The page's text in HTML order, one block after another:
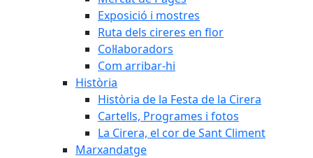
Exposició i mostres
Ruta dels cireres en flor
Col·laboradors
Com arribar-hi
Història
Història de la Festa de la Cirera
Cartells, Programes i fotos
La Cirera, el cor de Sant Climent
Marxandatge